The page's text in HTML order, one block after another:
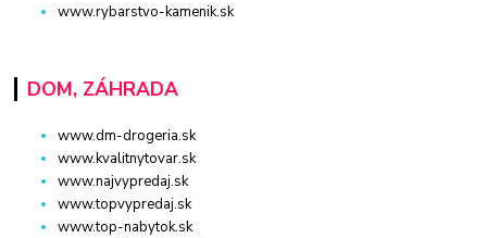
www.rybarstvo-kamenik.sk
DOM, ZÁHRADA
www.dm-drogeria.sk
www.kvalitnytovar.sk
www.najvypredaj.sk
www.topvypredaj.sk
www.top-nabytok.sk